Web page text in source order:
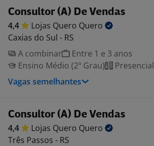
Consultor (A) De Vendas
4,4 Lojas Quero Quero
Caxias do Sul - RS
A combinar
Entre 1 e 3 anos
Ensino Médio (2º Grau)
Presencial
Vagas semelhantes
Consultor (A) De Vendas
4,4 Lojas Quero Quero
Três Passos - RS